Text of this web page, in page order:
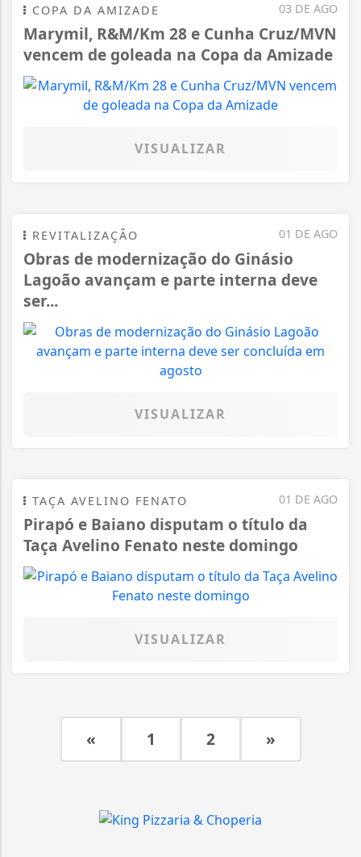
03 DE AGO
COPA DA AMIZADE
Marymil, R&M/Km 28 e Cunha Cruz/MVN
vencem de goleada na Copa da Amizade
VISUALIZAR
01 DE AGO
REVITALIZAÇÃO
Obras de modernização do Ginásio
Lagoão avançam e parte interna deve
ser...
VISUALIZAR
01 DE AGO
TAÇA AVELINO FENATO
Pirapó e Baiano disputam o título da
Taça Avelino Fenato neste domingo
VISUALIZAR
« 1 2 »